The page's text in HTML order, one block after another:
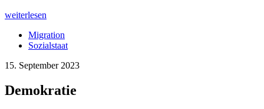
weiterlesen
Migration
Sozialstaat
15. September 2023
Demokratie